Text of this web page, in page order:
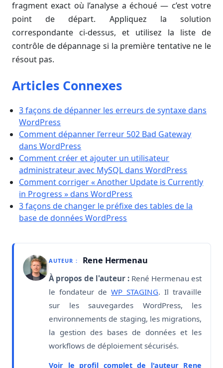
fragment exact où l’analyse a échoué — c’est votre
point de départ. Appliquez la solution
correspondante ci-dessus, et utilisez la liste de
contrôle de dépannage si la première tentative ne le
résout pas.
Articles Connexes
3 façons de dépanner les erreurs de syntaxe dans
WordPress
Comment dépanner l’erreur 502 Bad Gateway
dans WordPress
Comment créer et ajouter un utilisateur
administrateur avec MySQL dans WordPress
Comment corriger « Another Update is Currently
in Progress » dans WordPress
3 façons de changer le préfixe des tables de la
base de données WordPress
AUTEUR : Rene Hermenau
À propos de l'auteur : René Hermenau est
le fondateur de WP STAGING. Il travaille
sur les sauvegardes WordPress, les
environnements de staging, les migrations,
la gestion des bases de données et les
workflows de déploiement sécurisés.
Voir le profil complet de l'auteur Rene